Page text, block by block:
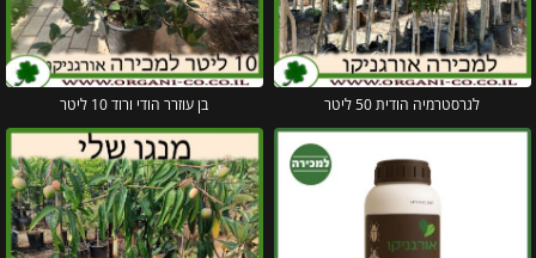
לגרסטרמיה הודית 50 ליטר בן עוזרר הודי ורוד 10 ליטר